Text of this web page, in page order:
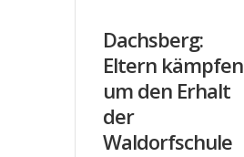
Dachsberg:
Eltern kämpfen
um den Erhalt
der
Waldorfschule